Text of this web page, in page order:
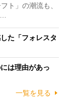
ト」の潮流も、
た「フォレスタ
は理由があっ
一覧を見る